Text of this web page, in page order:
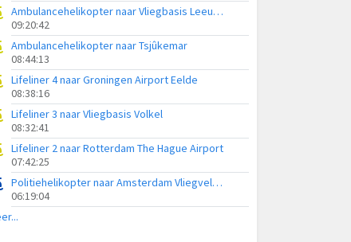
Ambulancehelikopter naar Vliegbasis Leeuwarden
09:20:42
Ambulancehelikopter naar Tsjûkemar
08:44:13
Lifeliner 4 naar Groningen Airport Eelde
08:38:16
Lifeliner 3 naar Vliegbasis Volkel
08:32:41
Lifeliner 2 naar Rotterdam The Hague Airport
07:42:25
Politiehelikopter naar Amsterdam Vliegveld Schiphol
06:19:04